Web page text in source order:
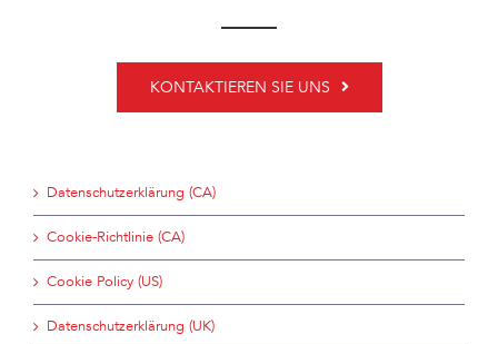
KONTAKTIEREN SIE UNS
Datenschutzerklärung (CA)
Cookie-Richtlinie (CA)
Cookie Policy (US)
Datenschutzerklärung (UK)